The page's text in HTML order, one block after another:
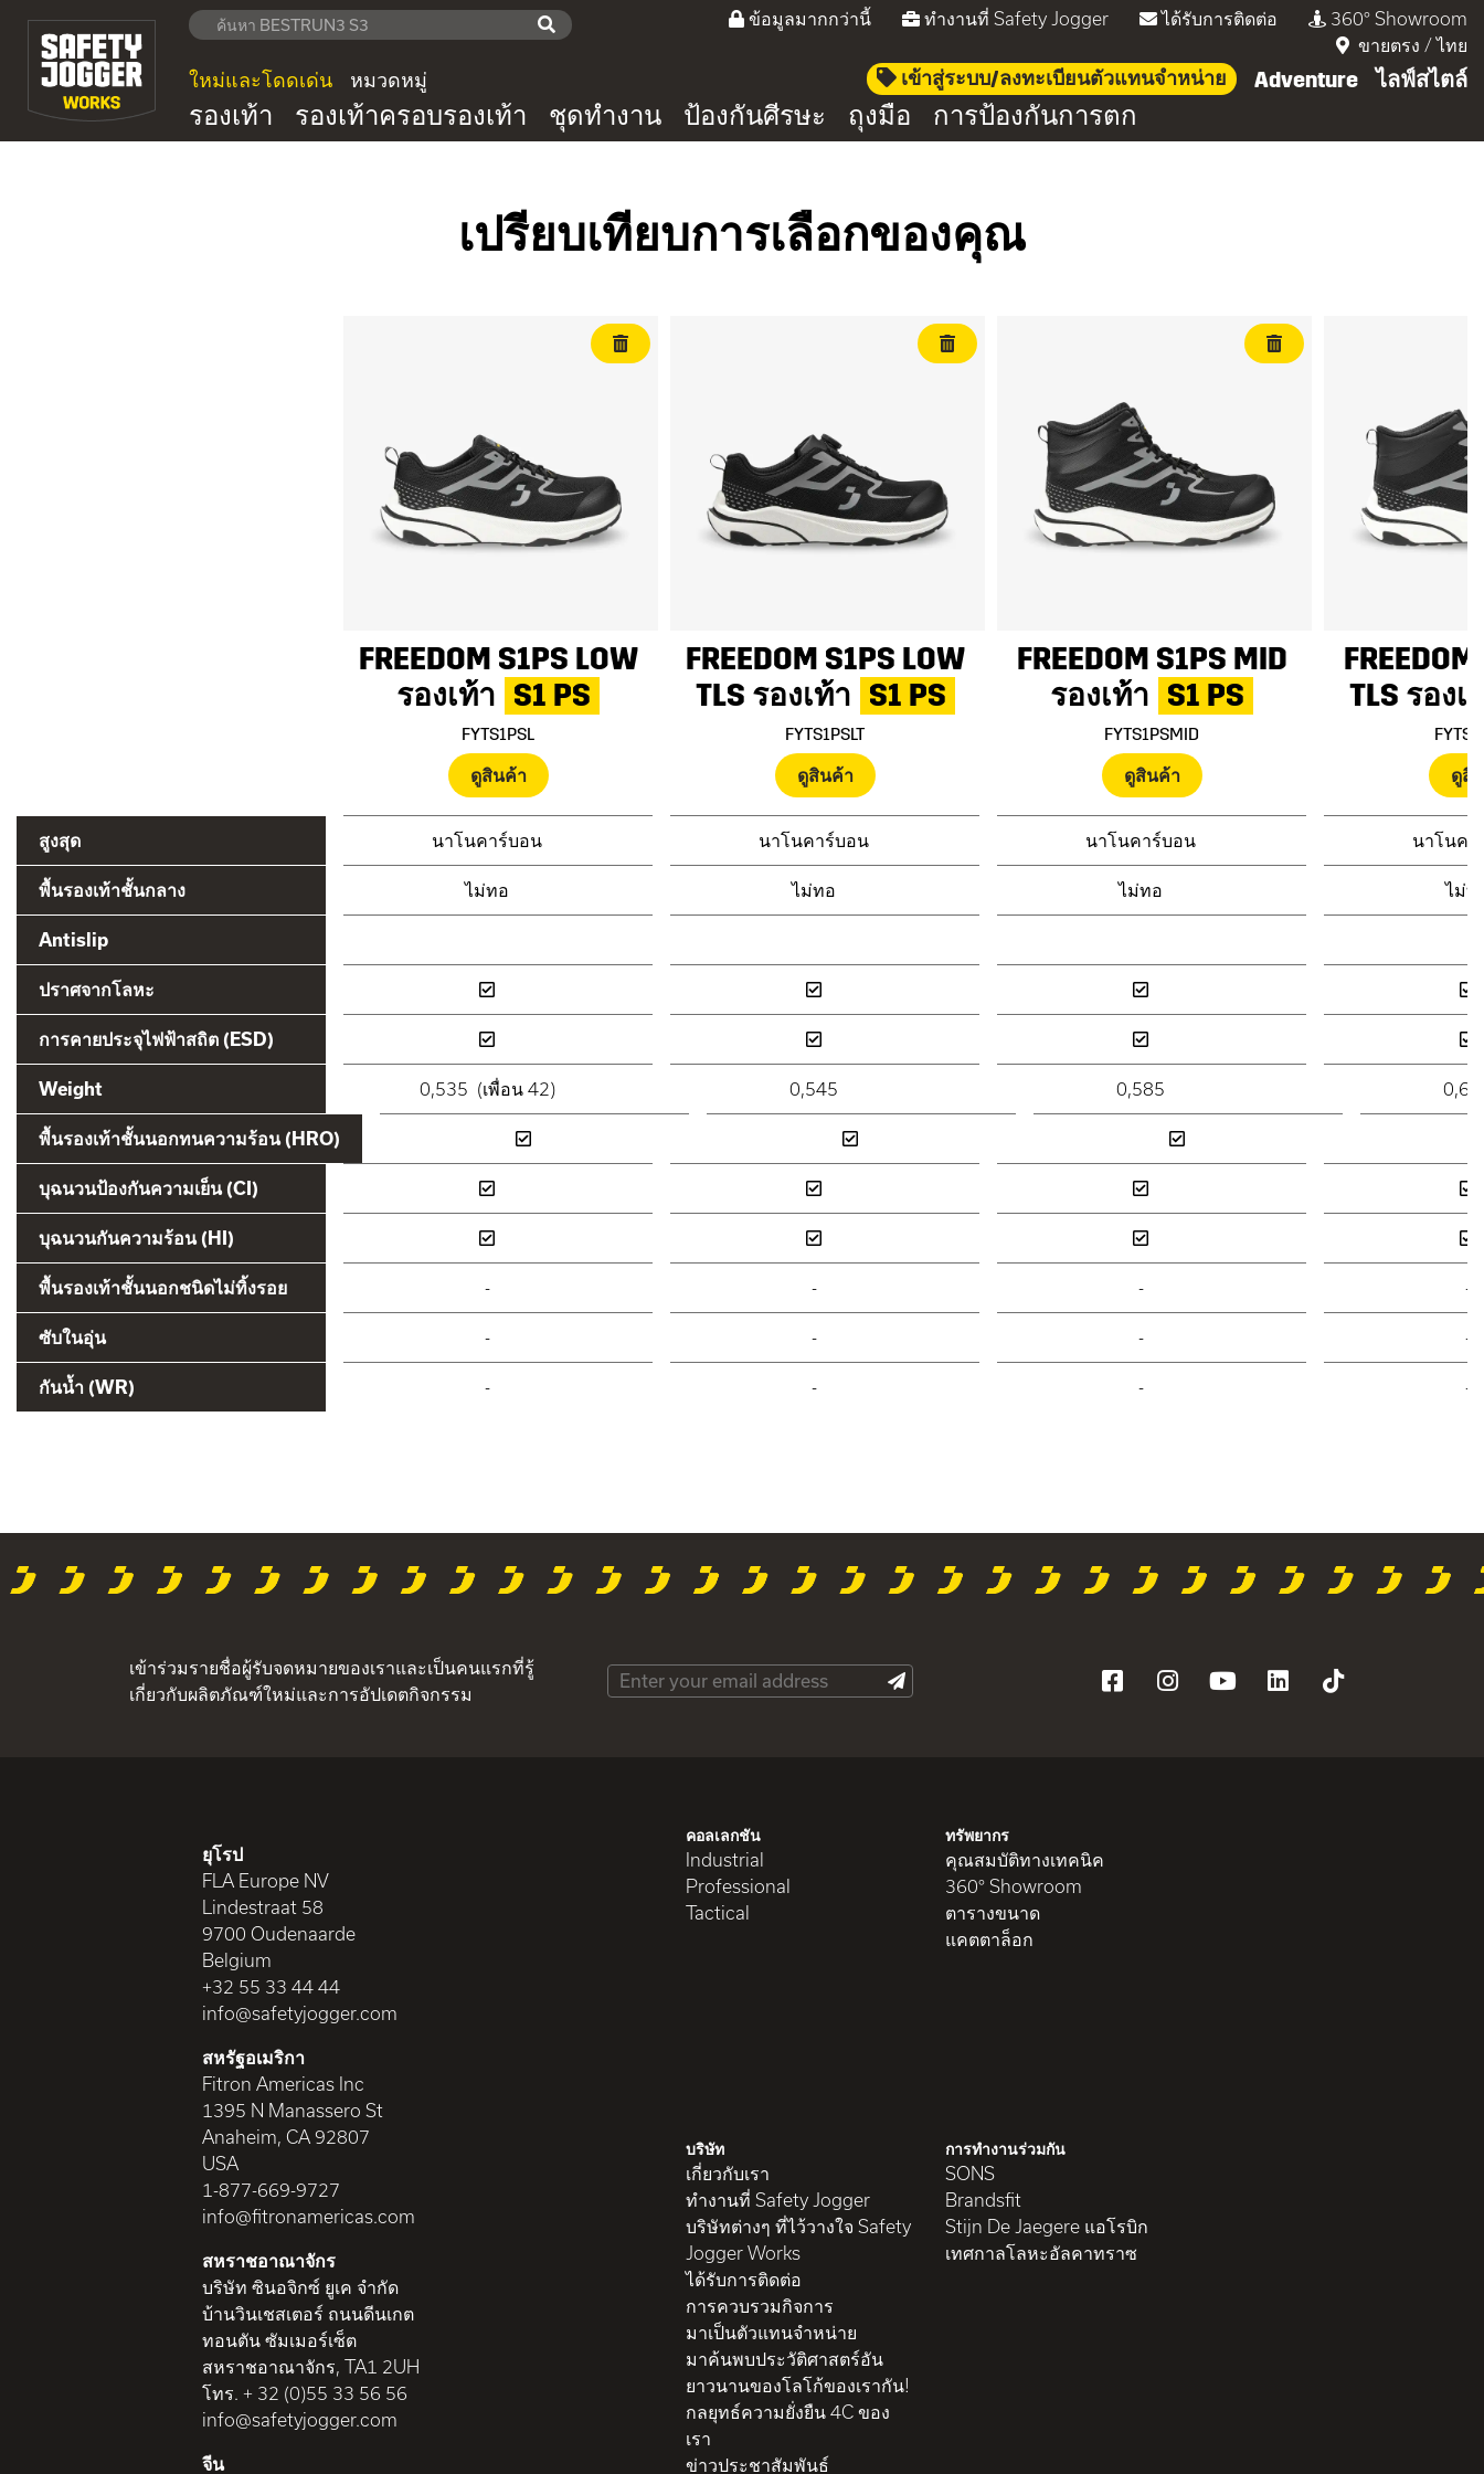
ข้อมูลมากกว่านี้ ทำงานที่ Safety Jogger ได้รับการติดต่อ
360° Showroom
ขายตรง /ไทย
ใหม่และโดดเด่น หมวดหมู่ เข้าสู่ระบบ/ลงทะเบียนตัวแทนจำหน่าย Adventure ไลฟ์สไตล์
รองเท้า รองเท้าครอบรองเท้า ชุดทำงาน ป้องกันศีรษะ ถุงมือ การป้องกันการตก
เปรียบเทียบการเลือกของคุณ
FREEDOM S1PS LOW
รองเท้า S1 PS
FYTS1PSL
ดูสินค้า
FREEDOM S1PS LOW
TLS รองเท้า S1 PS
FYTS1PSLT
ดูสินค้า
FREEDOM S1PS MID
รองเท้า S1 PS
FYTS1PSMID
ดูสินค้า
TLS รองเ
ดูสิ
สูงสุด นาโนคาร์บอน นาโนคาร์บอน นาโนคาร์บอน นาโนคา
พื้นรองเท้าชั้นกลาง ไม่ทอ ไม่ทอ ไม่ทอ ไม่ท
Antislip
ปราศจากโลหะ
การคายประจุไฟฟ้าสถิต (ESD)
Weight 0,535 (เพื่อน 42) 0,545 0,585
พื้นรองเท้าชั้นนอกทนความร้อน (HRO)
บุฉนวนป้องกันความเย็น (CI)
บุฉนวนกันความร้อน (HI)
พื้นรองเท้าชั้นนอกชนิดไม่ทิ้งรอย - - - -
ซับในอุ่น - - - -
กันน้ำ (WR) - - - -
เข้าร่วมรายชื่อผู้รับจดหมายของเราและเป็นคนแรกที่รู้
เกี่ยวกับผลิตภัณฑ์ใหม่และการอัปเดตกิจกรรม
ยุโรป
FLA Europe NV
Lindestraat 58
9700 Oudenaarde
Belgium
+32 55 33 44 44
info@safetyjogger.com
สหรัฐอเมริกา
Fitron Americas Inc
1395 N Manassero St
Anaheim, CA 92807
USA
1-877-669-9727
info@fitronamericas.com
สหราชอาณาจักร
บริษัท ซินอจิกซ์ ยูเค จำกัด
บ้านวินเชสเตอร์ ถนนดีนเกต
ทอนตัน ซัมเมอร์เซ็ต
สหราชอาณาจักร, TA1 2UH
โทร. + 32 (0)55 33 56 56
info@safetyjogger.com
จีน
คอลเลกชัน
Industrial
Professional
Tactical
ทรัพยากร
คุณสมบัติทางเทคนิค
360° Showroom
ตารางขนาด
แคตตาล็อก
บริษัท
เกี่ยวกับเรา
ทำงานที่ Safety Jogger
บริษัทต่างๆ ที่ไว้วางใจ Safety
Jogger Works
ได้รับการติดต่อ
การควบรวมกิจการ
มาเป็นตัวแทนจำหน่าย
มาค้นพบประวัติศาสตร์อัน
ยาวนานของโลโก้ของเรากัน!
กลยุทธ์ความยั่งยืน 4C ของ
เรา
ข่าวประชาสัมพันธ์
การทำงานร่วมกัน
SONS
Brandsfit
Stijn De Jaegere แอโรบิก
เทศกาลโลหะอัลคาทราซ